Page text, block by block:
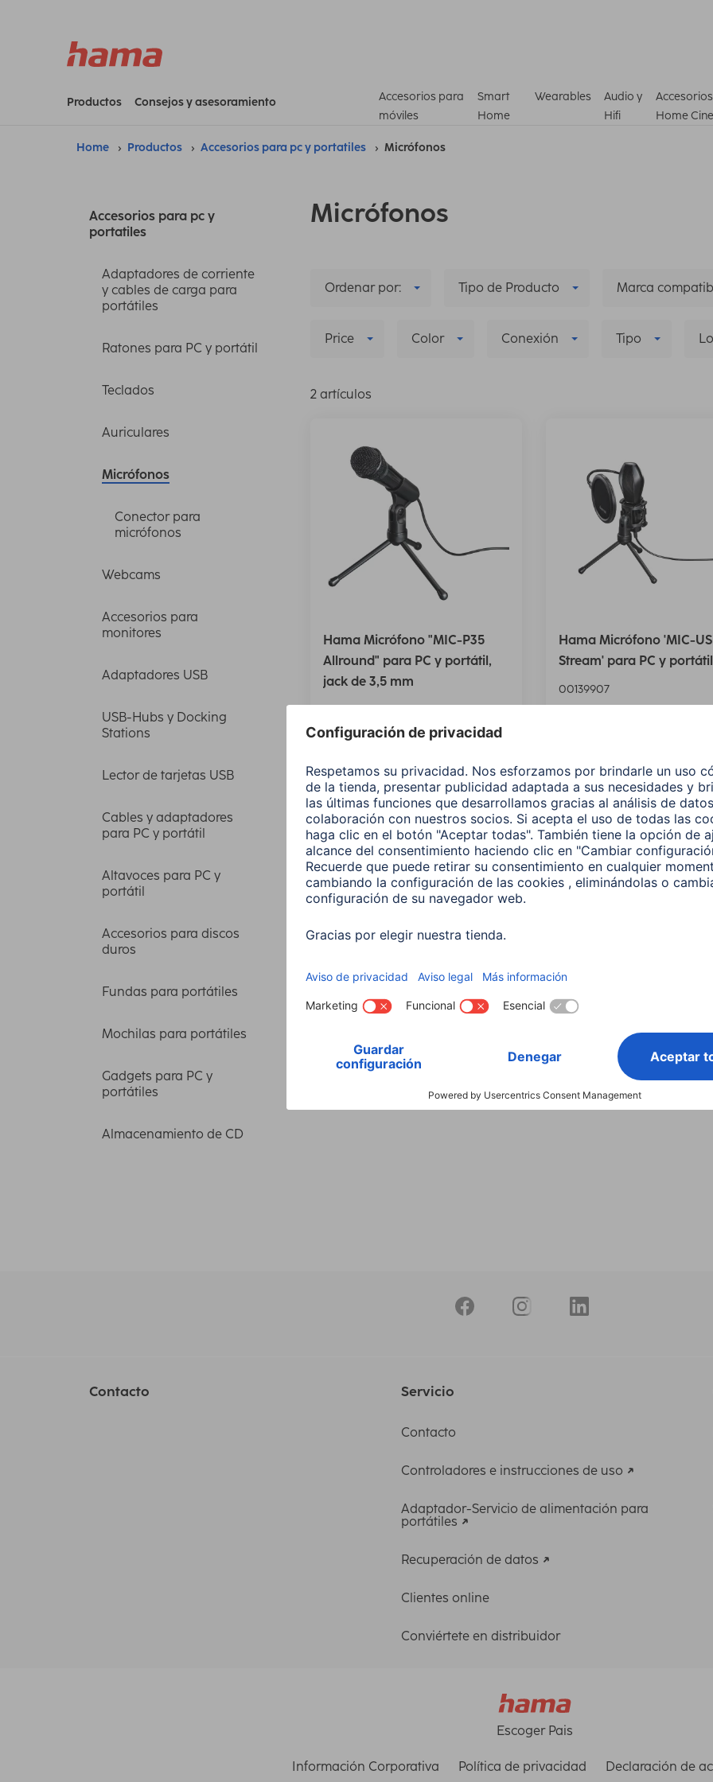
Productos Consejos y asesoramiento
Accesorios para
móviles
Smart
Home
Wearables
Audio y
Hifi
Home
Home Productos Accesorios para pc y portatiles Micrófonos
Accesorios para pc y
portatiles
Adaptadores de corriente
y cables de carga para
portátiles
Ratones para PC y portátil
Teclados
Auriculares
Micrófonos
Conector para
micrófonos
Webcams
Accesorios para
monitores
Adaptadores USB
USB-Hubs y Docking
Stations
Lector de tarjetas USB
Cables y adaptadores
para PC y portátil
Altavoces para PC y
portátil
Accesorios para discos
duros
Fundas para portátiles
Mochilas para portátiles
Gadgets para PC y
portátiles
Almacenamiento de CD
Micrófonos
Ordenar por: Tipo de Producto Marca
Price Color Conexión Tipo
2 artículos
Hama Micrófono "MIC-P35
Allround" para PC y portátil,
jack de 3,5 mm
15,99 EUR
Hama Micrófono 'MIC-
Stream' para PC y
00139907
Contacto Servicio
Contacto
Controladores e instrucciones de uso
Adaptador-Servicio de alimentación para
portátiles
Recuperación de datos
Clientes online
Conviértete en distribuidor
Escoger Pais
Información Corporativa Política de privacidad Declaración de